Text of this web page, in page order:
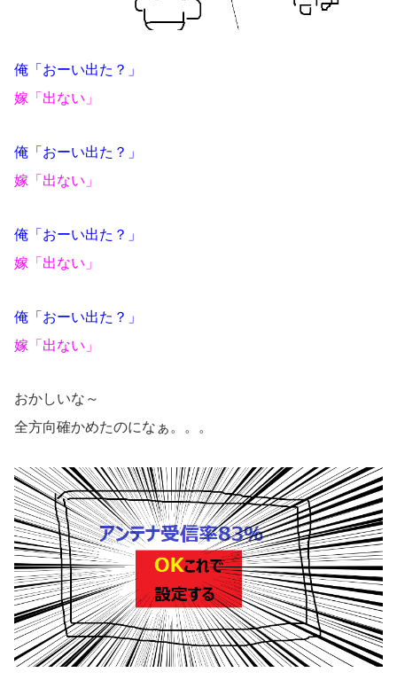
俺「おーい出た？」
嫁「出ない」
俺「おーい出た？」
嫁「出ない」
俺「おーい出た？」
嫁「出ない」
俺「おーい出た？」
嫁「出ない」
おかしいな～
全方向確かめたのになぁ。。。